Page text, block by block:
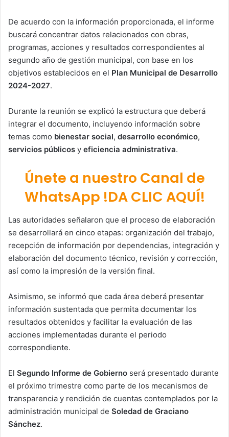
De acuerdo con la información proporcionada, el informe
buscará concentrar datos relacionados con obras,
programas, acciones y resultados correspondientes al
segundo año de gestión municipal, con base en los
objetivos establecidos en el Plan Municipal de Desarrollo
2024-2027.
Durante la reunión se explicó la estructura que deberá
integrar el documento, incluyendo información sobre
temas como bienestar social, desarrollo económico,
servicios públicos y eficiencia administrativa.
Únete a nuestro Canal de
WhatsApp !DA CLIC AQUÍ!
Las autoridades señalaron que el proceso de elaboración
se desarrollará en cinco etapas: organización del trabajo,
recepción de información por dependencias, integración y
elaboración del documento técnico, revisión y corrección,
así como la impresión de la versión final.
Asimismo, se informó que cada área deberá presentar
información sustentada que permita documentar los
resultados obtenidos y facilitar la evaluación de las
acciones implementadas durante el periodo
correspondiente.
El Segundo Informe de Gobierno será presentado durante
el próximo trimestre como parte de los mecanismos de
transparencia y rendición de cuentas contemplados por la
administración municipal de Soledad de Graciano
Sánchez.